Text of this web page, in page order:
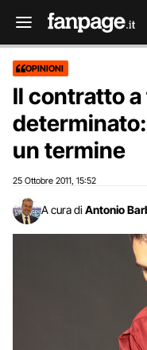
OPINIONI
Il contratto
un termine
25 Ottobre 2011 15:52
A cura di Antonio